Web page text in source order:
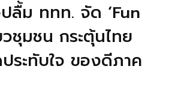
ลื้ม ททท. จัด ‘Fun
ชุมชน กระตุ้นไทย
ระทับใจ ของดีภาค